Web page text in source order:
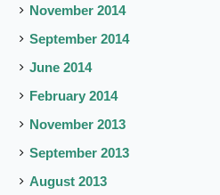
November 2014
September 2014
June 2014
February 2014
November 2013
September 2013
August 2013